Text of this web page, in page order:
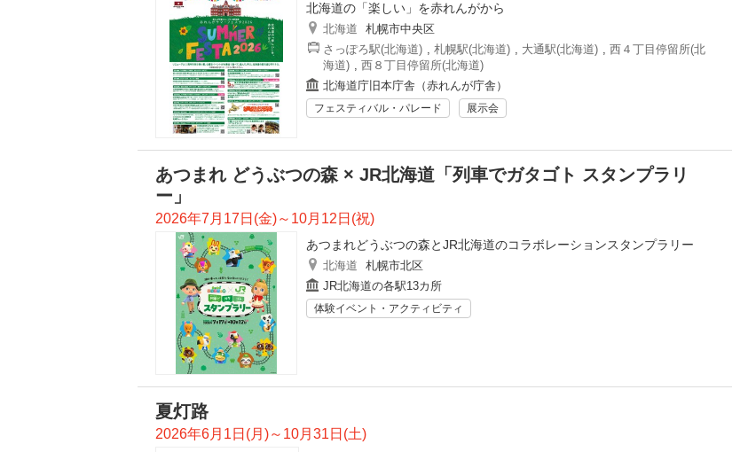
北海道の「楽しい」を赤れんがから
北海道
札幌市中央区
さっぽろ駅(北海道) , 札幌駅(北海道) , 大通駅(北海道) , 西４丁目停留所(北
海道) , 西８丁目停留所(北海道)
北海道庁旧本庁舎（赤れんが庁舎）
フェスティバル・パレード 展示会
あつまれ どうぶつの森 × JR北海道「列車でガタゴト スタンプラリ
ー」
2026年7月17日(金)～10月12日(祝)
あつまれどうぶつの森とJR北海道のコラボレーションスタンプラリー
北海道
札幌市北区
JR北海道の各駅13カ所
体験イベント・アクティビティ
夏灯路
2026年6月1日(月)～10月31日(土)